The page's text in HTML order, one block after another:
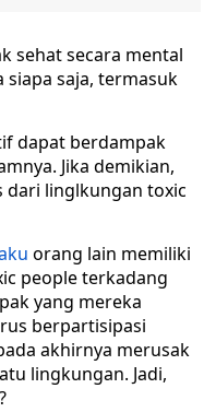
sehat secara mental
saja, termasuk
dapat berdampak
Jika demikian,
dari linglkungan toxic
orang lain memiliki
people terkadang
yang mereka
berpartisipasi
akhirnya merusak
lingkungan. Jadi,